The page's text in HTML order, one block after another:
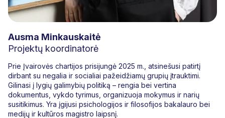
Ausma Minkauskaitė
Projektų koordinatorė
Prie Įvairovės chartijos prisijungė 2025 m., atsinešusi patirtį
dirbant su negalia ir socialiai pažeidžiamų grupių įtrauktimi.
Gilinasi į lygių galimybių politiką – rengia bei vertina
dokumentus, vykdo tyrimus, organizuoja mokymus ir narių
susitikimus. Yra įgijusi psichologijos ir filosofijos bakalauro bei
medijų ir kultūros magistro laipsnį.